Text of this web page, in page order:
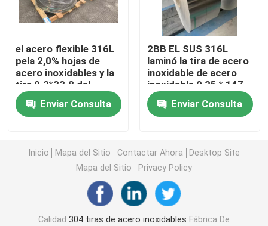
Fleje de acero inoxidable laminado en frío
Bobina de acero inoxidable 301
Tira de acero inoxidable de la precisión
Rollo de tiras de acero inoxidable
el acero flexible 316L
pela 2,0% hojas de
acero inoxidables y la
tira 0.2*33.8 del
molibdeno
Enviar Consulta
2BB EL SUS 316L
laminó la tira de acero
inoxidable de acero
inoxidable 0,25 * 147
del rollo de la hoja de
la rajaEnviar Consulta
Inicio Mapa del Sitio Contactar Ahora
Desktop Site
Mapa del Sitio
Privacy Policy
Calidad 304 tiras de acero inoxidables Fábrica De